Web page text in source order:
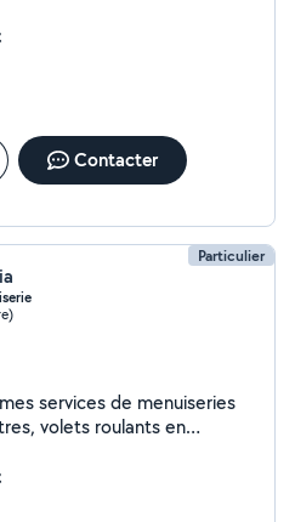
Contacter
Particulier
services de menuiseries
10 ans d'expériences, vous